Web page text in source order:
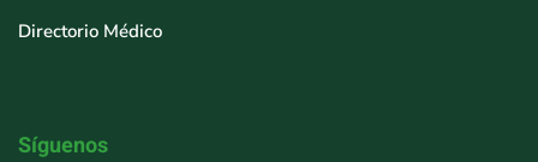
Directorio Médico
Síguenos